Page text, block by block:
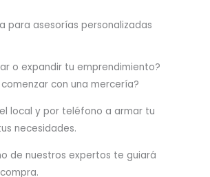
para asesorías personalizadas
o expandir tu emprendimiento?
con una mercería?
local y por teléfono a armar tu
necesidades.
de nuestros expertos te guiará